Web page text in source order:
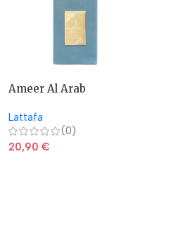
Ameer Al Arab
Lattafa
(0)
20,90 €